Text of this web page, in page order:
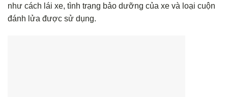
như cách lái xe, tình trạng bảo dưỡng của xe và loại cuộn
đánh lửa được sử dụng.